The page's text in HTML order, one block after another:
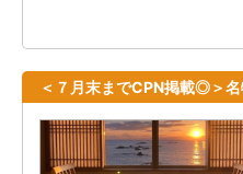
＜７月末までCPN掲載◎＞